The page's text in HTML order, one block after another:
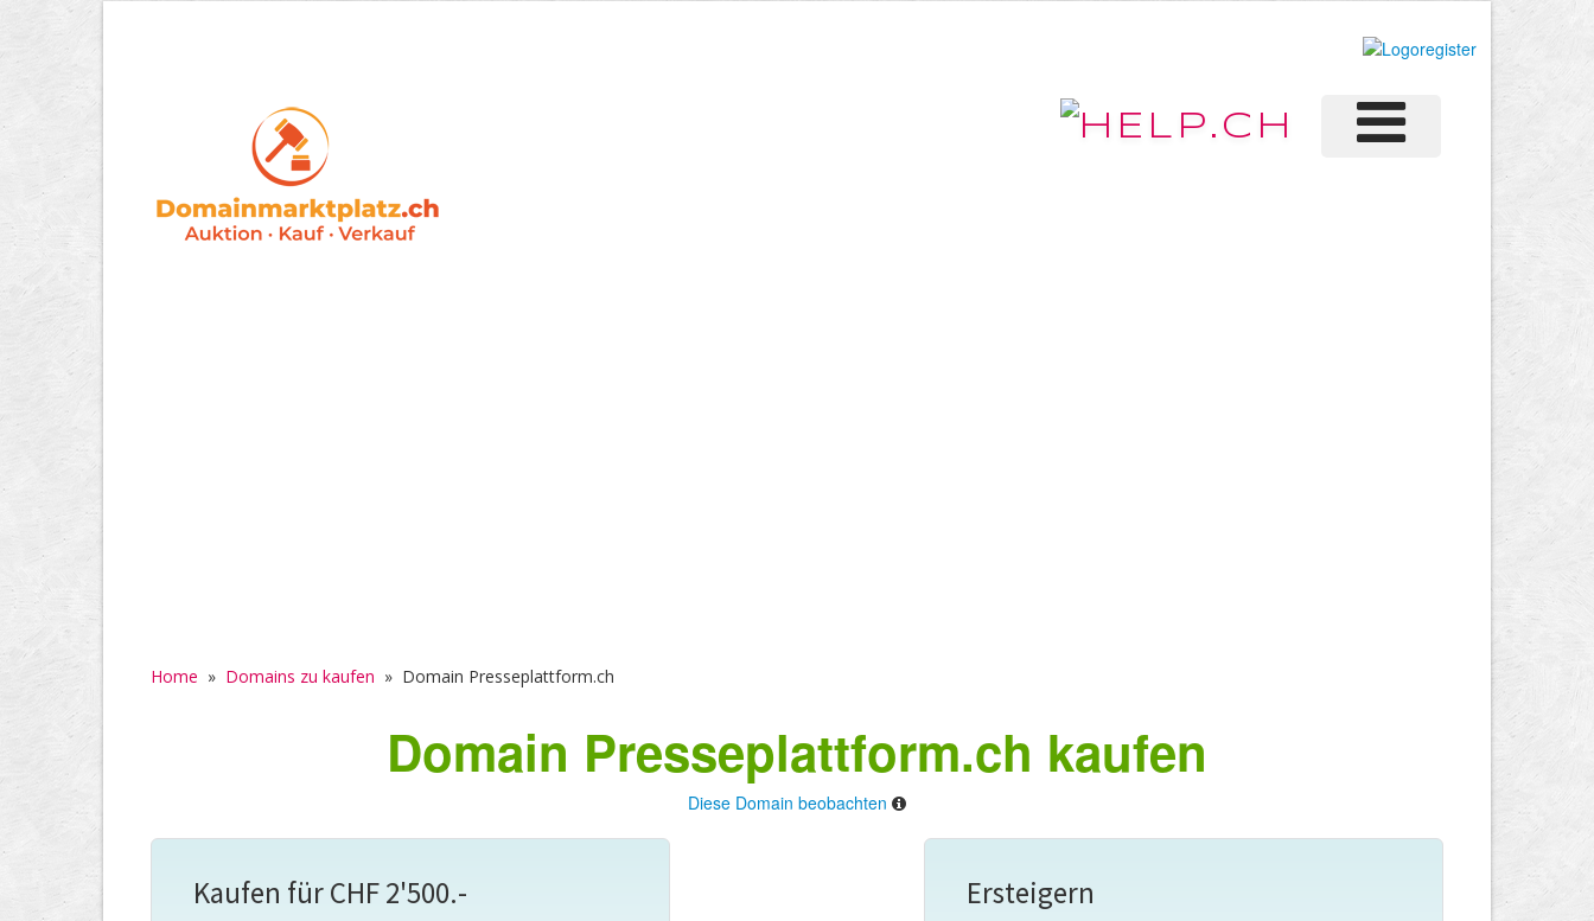
Home » Domains zu kaufen » Domain Presseplattform.ch
Domain Presseplattform.ch kaufen
Diese Domain beobachten
Kaufen für CHF 2'500.- Ersteigern